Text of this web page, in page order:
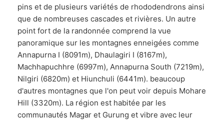
pins et de plusieurs variétés de rhododendrons ainsi
que de nombreuses cascades et rivières. Un autre
point fort de la randonnée comprend la vue
panoramique sur les montagnes enneigées comme
Annapurna I (8091m), Dhaulagiri I (8167m),
Machhapuchhre (6997m), Annapurna South (7219m),
Nilgiri (6820m) et Hiunchuli (6441m). beaucoup
d'autres montagnes que l'on peut voir depuis Mohare
Hill (3320m). La région est habitée par les
communautés Magar et Gurung et vibre avec leur